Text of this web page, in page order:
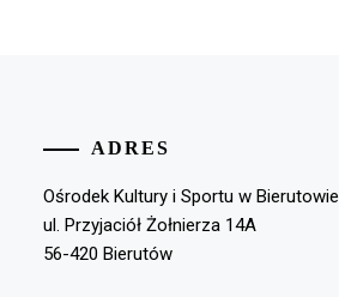
ADRES
Ośrodek Kultury i Sportu w Bierutowie
ul. Przyjaciół Żołnierza 14A
56-420 Bierutów